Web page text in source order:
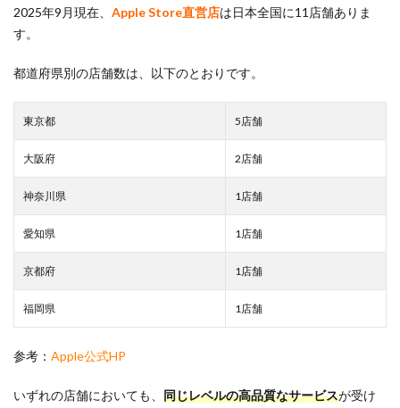
2025年9月現在、 Apple Store直営店は日本全国に11店舗ありま
す。
都道府県別の店舗数は、以下のとおりです。
東京都 5店舗
大阪府 2店舗
神奈川県 1店舗
愛知県 1店舗
京都府 1店舗
福岡県 1店舗
参考： Apple公式HP
いずれの店舗においても、 同じレベルの高品質なサービスが受け